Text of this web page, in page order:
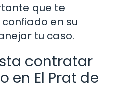
que te
en su
tu caso.
contratar
en El Prat de